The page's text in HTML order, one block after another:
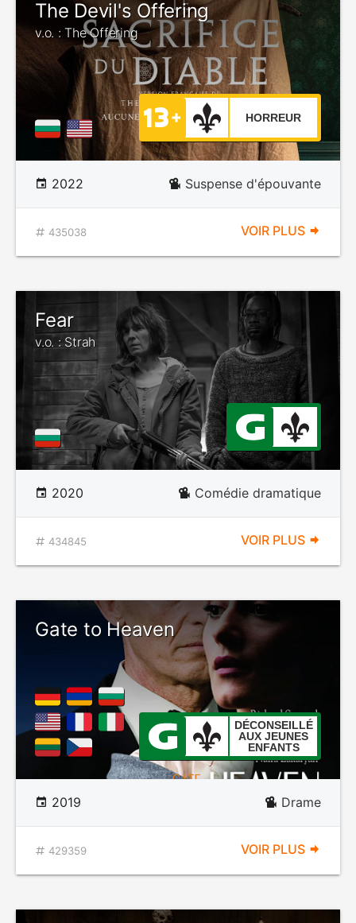
The Devil's Offering
v.o. : The Offering
HORREUR
2022 Suspense d'épouvante
435038 VOIR PLUS
Fear
v.o. : Strah
2020 Comédie dramatique
434845 VOIR PLUS
Gate to Heaven
DÉCONSEILLÉ
AUX JEUNES
ENFANTS
2019 Drame
429359 VOIR PLUS